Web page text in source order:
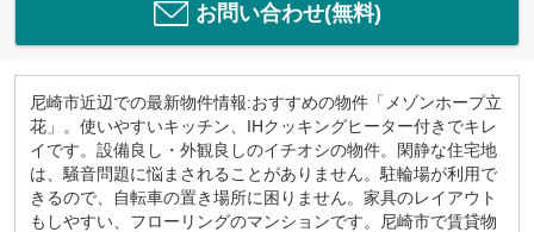
お問い合わせ(無料)
尼崎市近辺での最新物件情報:おすすめの物件「メゾンホープ立
花」。使いやすいキッチン、IHクッキングヒーター付きでキレ
イです。設備良し・外観良しのイチオシの物件。閑静な住宅地
は、騒音問題に悩まされることがありません。駐輪場が利用で
きるので、自転車の置き場所に困りません。家具のレイアウト
もしやすい、フローリングのマンションです。尼崎市で賃貸物